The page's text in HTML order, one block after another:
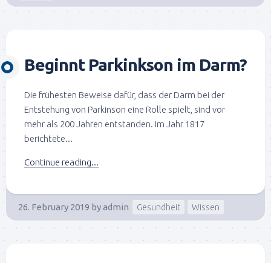
Beginnt Parkinkson im Darm?
Die frühesten Beweise dafür, dass der Darm bei der
Entstehung von Parkinson eine Rolle spielt, sind vor
mehr als 200 Jahren entstanden. Im Jahr 1817
berichtete...
Continue reading...
26. February 2019 byadmin Gesundheit Wissen